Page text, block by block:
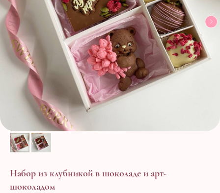
Набор из клубникой в шоколаде и арт-
шоколадом